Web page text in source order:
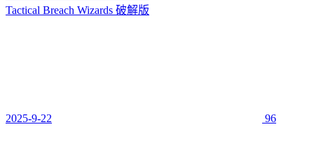
Tactical Breach Wizards 破解版
2025-9-22 96